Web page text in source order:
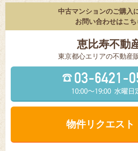
中古マンションのご購入
お問い合わせはこち
恵比寿不動
東京都⼼エリアの不動産
物件リクエスト